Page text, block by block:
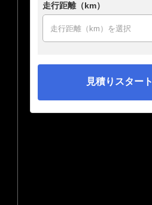
走行距離（km）
見積りスタート